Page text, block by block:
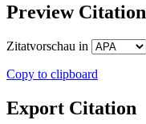
Preview Citation
Zitatvorschau in
Copy to clipboard
Export Citation